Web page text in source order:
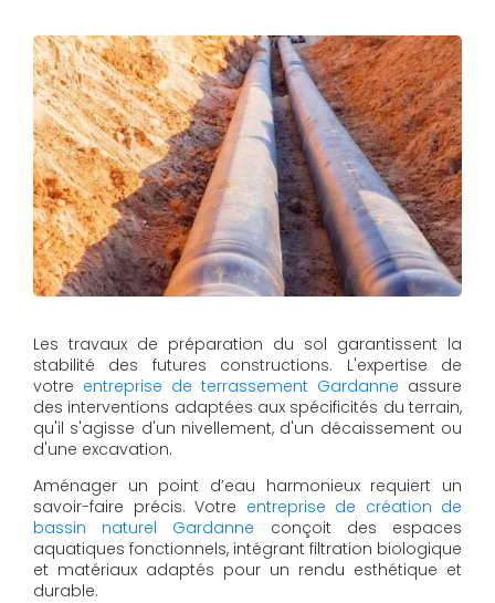
Les travaux de préparation du sol garantissent la
stabilité des futures constructions. L'expertise de
votre entreprise de terrassement Gardanne assure
des interventions adaptées aux spécificités du terrain,
qu'il s'agisse d'un nivellement, d'un décaissement ou
d'une excavation.
Aménager un point d’eau harmonieux requiert un
savoir-faire précis. Votre entreprise de création de
bassin naturel Gardanne conçoit des espaces
aquatiques fonctionnels, intégrant filtration biologique
et matériaux adaptés pour un rendu esthétique et
durable.